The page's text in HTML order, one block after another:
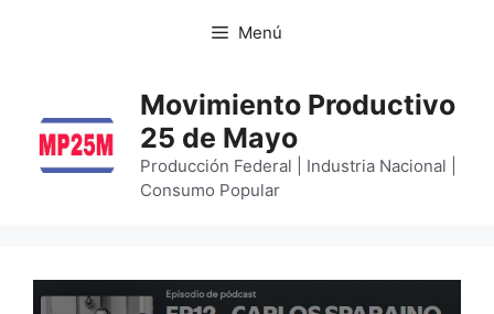
Menú
Movimiento Productivo
25 de Mayo
Producción Federal | Industria Nacional |
Consumo Popular